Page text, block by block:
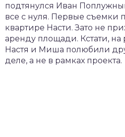
подтянулся Иван
все с нуля. Первые съемки
квартире Насти. Зато не
аренду площади. Кстати, на
Настя и Миша полюбили
деле, а не в рамках проекта.